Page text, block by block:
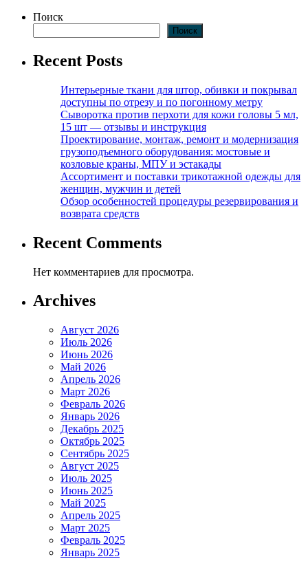
Поиск
Поиск
Recent Posts
Интерьерные ткани для штор, обивки и покрывал
доступны по отрезу и по погонному метру
Сыворотка против перхоти для кожи головы 5 мл,
15 шт — отзывы и инструкция
Проектирование, монтаж, ремонт и модернизация
грузоподъемного оборудования: мостовые и
козловые краны, МПУ и эстакады
Ассортимент и поставки трикотажной одежды для
женщин, мужчин и детей
Обзор особенностей процедуры резервирования и
возврата средств
Recent Comments
Нет комментариев для просмотра.
Archives
Август 2026
Июль 2026
Июнь 2026
Май 2026
Апрель 2026
Март 2026
Февраль 2026
Январь 2026
Декабрь 2025
Октябрь 2025
Сентябрь 2025
Август 2025
Июль 2025
Июнь 2025
Май 2025
Апрель 2025
Март 2025
Февраль 2025
Январь 2025